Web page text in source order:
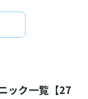
ック一覧【27